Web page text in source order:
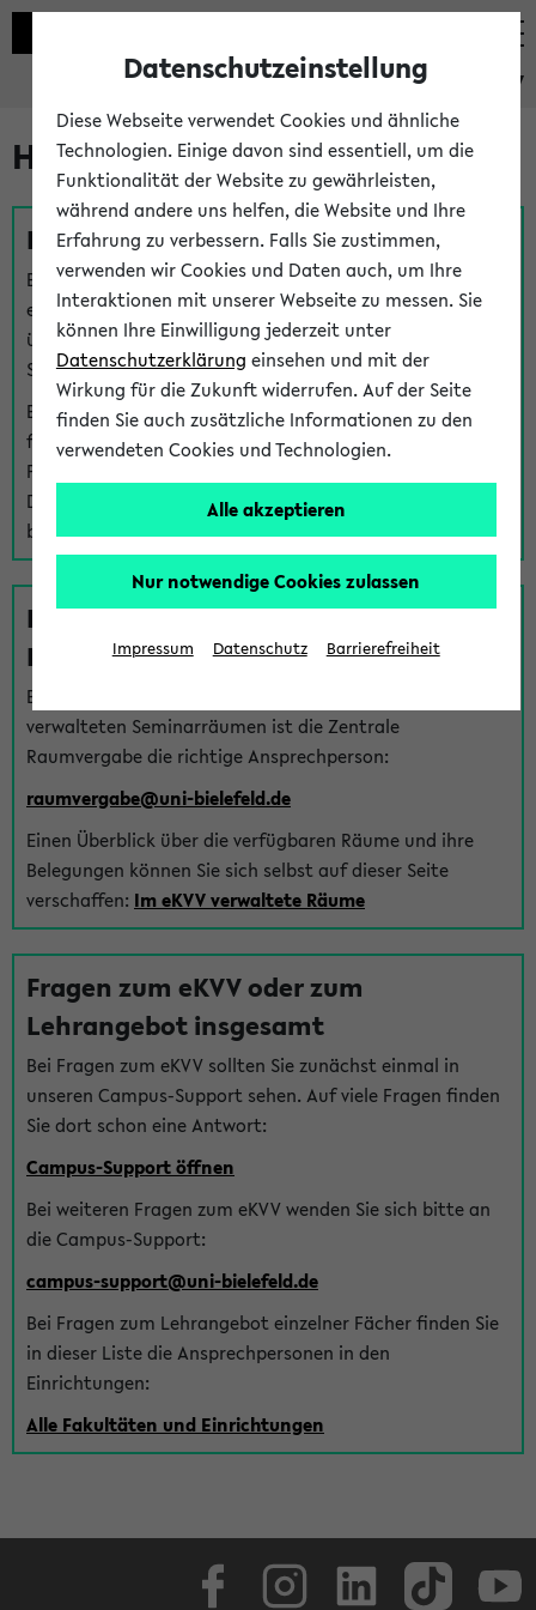
eKVV
Hilfe & Kontakt
Fragen zu einzelnen Veranstaltungen
Bei inhaltlichen und organisatorischen Fragen zu
einzelnen Veranstaltungen finden Sie Ansprechpersonen
über denFragen-Link bei jeder Veranstaltung. Der BIS
Support kann hier meist keine direkte Hilfe leisten.
Bei Veranstaltungen mit eKVV Teilnahmemanagement
finden Sie eine Auskunft über die Personen, die Ihre
Platzzuteilung im eKVV eingetragen haben, auf der
Detailseite zum Teilnahmemanagement der
betreffenden Veranstaltung.
Fragen zu im eKVV verwalteten
Räumen
Bei Fragen zur Vergabe von Hörsälen und vom eKVV
verwalteten Seminarräumen ist die Zentrale
Raumvergabe die richtige Ansprechperson:
raumvergabe@uni-bielefeld.de
Einen Überblick über die verfügbaren Räume und ihre
Belegungen können Sie sich selbst auf dieser Seite
verschaffen: Im eKVV verwaltete Räume
Fragen zum eKVV oder zum
Lehrangebot insgesamt
Bei Fragen zum eKVV sollten Sie zunächst einmal in
unseren Campus-Support sehen. Auf viele Fragen finden
Sie dort schon eine Antwort:
Campus-Support öffnen
Bei weiteren Fragen zum eKVV wenden Sie sich bitte an
die Campus-Support:
campus-support@uni-bielefeld.de
Bei Fragen zum Lehrangebot einzelner Fächer finden Sie
in dieser Liste die Ansprechpersonen in den
Einrichtungen:
Alle Fakultäten und Einrichtungen
Datenschutzeinstellung
Diese Webseite verwendet Cookies und ähnliche
Technologien. Einige davon sind essentiell, um die
Funktionalität der Website zu gewährleisten,
während andere uns helfen, die Website und Ihre
Erfahrung zu verbessern. Falls Sie zustimmen,
verwenden wir Cookies und Daten auch, um Ihre
Interaktionen mit unserer Webseite zu messen. Sie
können Ihre Einwilligung jederzeit unter
Datenschutzerklärung einsehen und mit der
Wirkung für die Zukunft widerrufen. Auf der Seite
finden Sie auch zusätzliche Informationen zu den
verwendeten Cookies und Technologien.
Alle akzeptieren
Nur notwendige Cookies zulassen
Impressum Datenschutz Barrierefreiheit